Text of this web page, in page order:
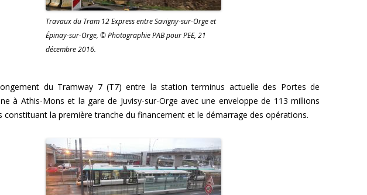
Travaux du Tram 12 Express entre Savigny-sur-Orge et
Épinay-sur-Orge, © Photographie PAB pour PEE, 21
décembre 2016.
du Tramway 7 (T7) entre la station terminus actuelle des Portes de
à Athis-Mons et la gare de Juvisy-sur-Orge avec une enveloppe de 113 millions
constituant la première tranche du financement et le démarrage des opérations.